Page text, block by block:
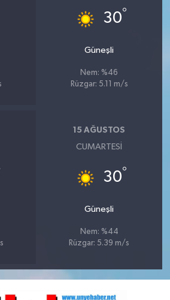
30°
Güneşli
Nem: %46
Rüzgar: 5.11 m/s
15 AĞUSTOS
CUMARTESI
30°
Güneşli
Nem: %44
Rüzgar: 5.39 m/s